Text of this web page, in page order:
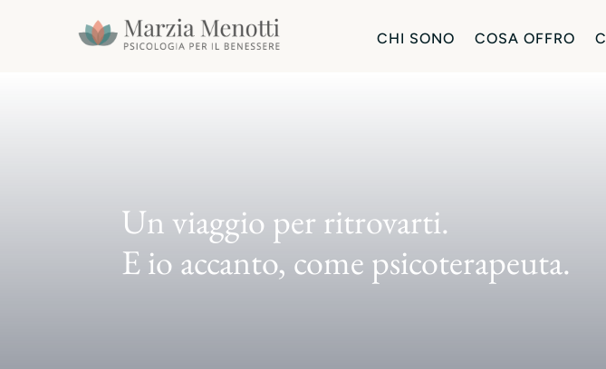
CHI SONO COSA OFFRO
Un viaggio per ritrovarti.
E io accanto, come psicoterapeuta.